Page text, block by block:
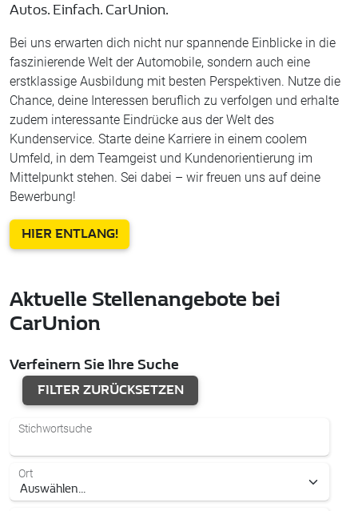
Autos. Einfach. CarUnion.
Bei uns erwarten dich nicht nur spannende Einblicke in die
faszinierende Welt der Automobile, sondern auch eine
erstklassige Ausbildung mit besten Perspektiven. Nutze die
Chance, deine Interessen beruflich zu verfolgen und erhalte
zudem interessante Eindrücke aus der Welt des
Kundenservice. Starte deine Karriere in einem coolem
Umfeld, in dem Teamgeist und Kundenorientierung im
Mittelpunkt stehen. Sei dabei – wir freuen uns auf deine
Bewerbung!
HIER ENTLANG!
Aktuelle Stellenangebote bei
CarUnion
Verfeinern Sie Ihre Suche
FILTER ZURÜCKSETZEN
Stichwortsuche
Ort